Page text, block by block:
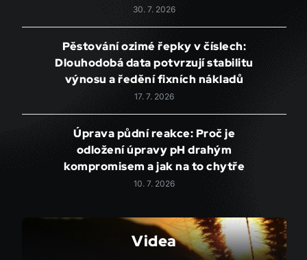
30. 7. 2026
Pěstování ozimé řepky v číslech:
Dlouhodobá data potvrzují stabilitu
výnosu a ředění fixních nákladů
17. 7. 2026
Úprava půdní reakce: Proč je
odložení úpravy pH drahým
kompromisem a jak na to chytře
10. 7. 2026
Videa